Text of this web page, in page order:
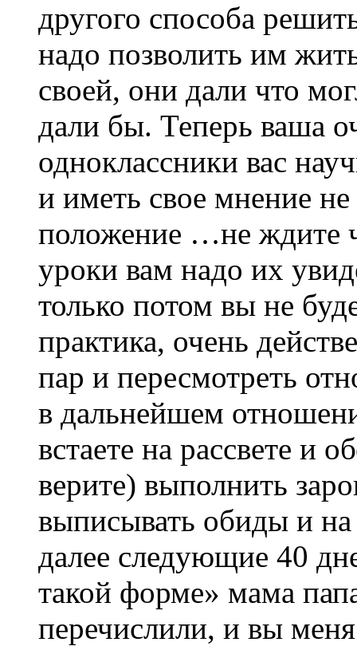
другого способа
надо позволить им
своей, они дали что
дали бы. Теперь ваша
одноклассники вас
и иметь свое мнение
положение …не ждите
уроки вам надо их
только потом вы не
практика, очень
пар и пересмотреть
в дальнейшем
встаете на рассвете и
верите) выполнить
выписывать обиды и
далее следующие 40
такой форме» мама
перечислили, и вы